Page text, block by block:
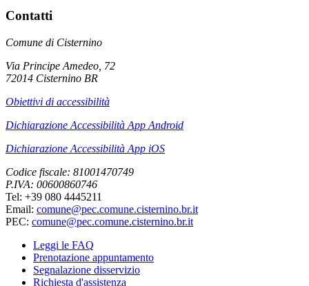
Contatti
Comune di Cisternino
Via Principe Amedeo, 72
72014 Cisternino BR
Obiettivi di accessibilità
Dichiarazione Accessibilità App Android
Dichiarazione Accessibilità App iOS
Codice fiscale: 81001470749
P.IVA: 00600860746
Tel: +39 080 4445211
Email: comune@pec.comune.cisternino.br.it
PEC: comune@pec.comune.cisternino.br.it
Leggi le FAQ
Prenotazione appuntamento
Segnalazione disservizio
Richiesta d'assistenza